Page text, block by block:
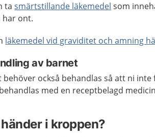
tasmärtstillande läkemedel som
har ont.
läkemedel vid graviditet och amning
av barnet
behöver också behandlas så att ni
behandlas med en receptbelagd
i kroppen?